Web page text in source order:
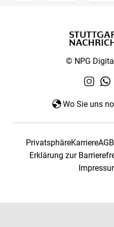
© NPG
Wo Sie uns
PrivatsphäreKarriereAGB
Erklärung zur